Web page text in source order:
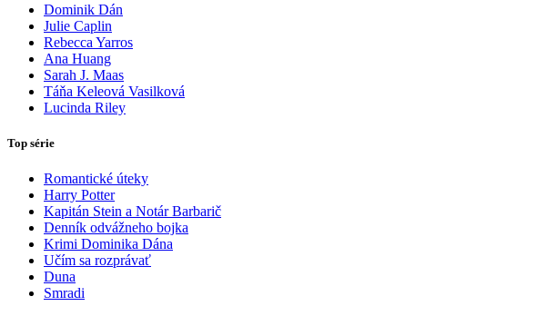
Dominik Dán
Julie Caplin
Rebecca Yarros
Ana Huang
Sarah J. Maas
Táňa Keleová Vasilková
Lucinda Riley
Top série
Romantické úteky
Harry Potter
Kapitán Stein a Notár Barbarič
Denník odvážneho bojka
Krimi Dominika Dána
Učím sa rozprávať
Duna
Smradi